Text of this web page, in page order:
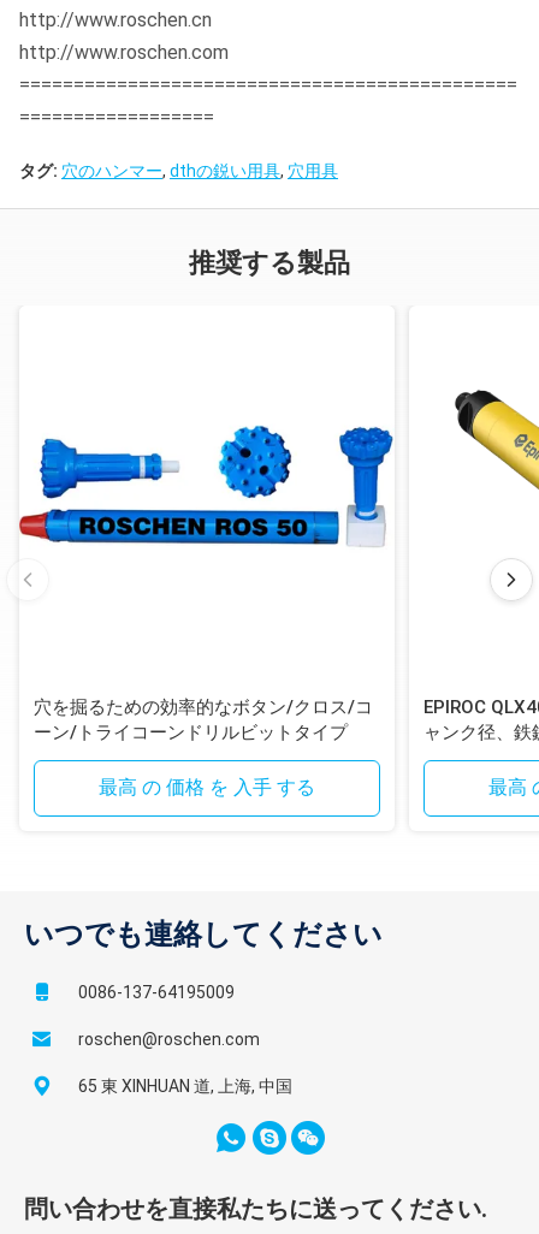
http://www.roschen.cn
http://www.roschen.com
==============================================
==================
タグ: 穴のハンマー, dthの鋭い用具, 穴用具
推奨する製品
穴を掘るための効率的なボタン/クロス/コ
ーン/トライコーンドリルビットタイプ
最高 の 価格 を 入手 する
EPIROC
ャンク径、
ンシャンク付
最高
いつでも連絡してください
0086-137-64195009
roschen@roschen.com
65 東 XINHUAN 道, 上海, 中国
問い合わせを直接私たちに送ってください.